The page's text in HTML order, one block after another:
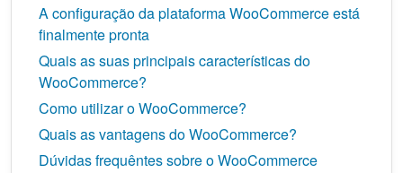
A configuração da plataforma WooCommerce está
finalmente pronta
Quais as suas principais características do
WooCommerce?
Como utilizar o WooCommerce?
Quais as vantagens do WooCommerce?
Dúvidas frequêntes sobre o WooCommerce